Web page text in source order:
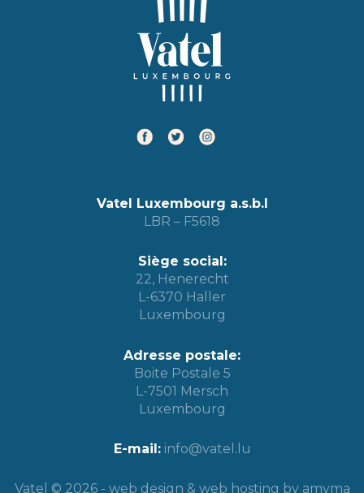
Vatel Luxembourg a.s.b.l
LBR – F5618
Siège social:
22, Henerecht
L-6370 Haller
Luxembourg
Adresse postale:
Boite Postale 5
L-7501 Mersch
Luxembourg
E-mail: info@vatel.lu
Vatel © 2026 - web design & web hosting by amyma